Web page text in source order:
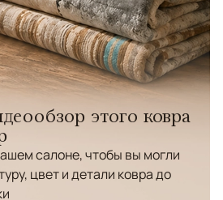
этого ковра
салоне, чтобы вы могли
цвет и детали ковра до